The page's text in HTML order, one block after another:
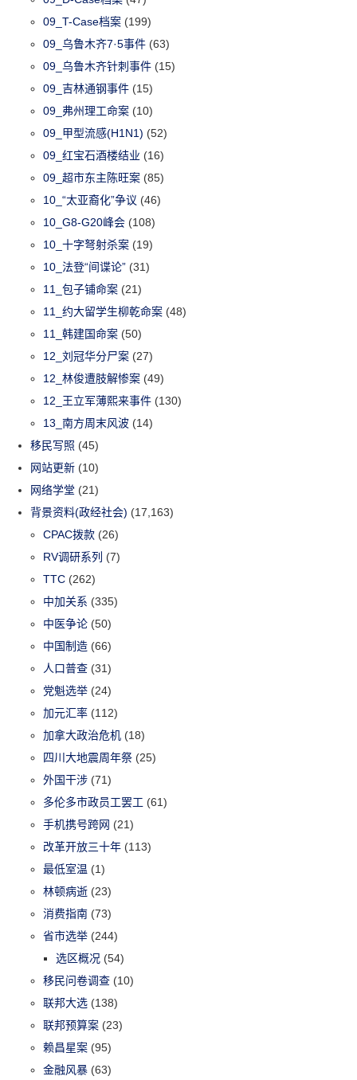
09_T-Case档案 (199)
09_乌鲁木齐7·5事件 (63)
09_乌鲁木齐针刺事件 (15)
09_吉林通钢事件 (15)
09_弗州理工命案 (10)
09_甲型流感(H1N1) (52)
09_红宝石酒楼结业 (16)
09_超市东主陈旺案 (85)
10_“太亚裔化”争议 (46)
10_G8-G20峰会 (108)
10_十字弩射杀案 (19)
10_法登“间谍论” (31)
11_包子铺命案 (21)
11_约大留学生柳乾命案 (48)
11_韩建国命案 (50)
12_刘冠华分尸案 (27)
12_林俊遭肢解惨案 (49)
12_王立军薄熙来事件 (130)
13_南方周末风波 (14)
移民写照 (45)
网站更新 (10)
网络学堂 (21)
背景资料(政经社会) (17,163)
CPAC拨款 (26)
RV调研系列 (7)
TTC (262)
中加关系 (335)
中医争论 (50)
中国制造 (66)
人口普查 (31)
党魁选举 (24)
加元汇率 (112)
加拿大政治危机 (18)
四川大地震周年祭 (25)
外国干涉 (71)
多伦多市政员工罢工 (61)
手机携号跨网 (21)
改革开放三十年 (113)
最低室温 (1)
林顿病逝 (23)
消费指南 (73)
省市选举 (244)
选区概况 (54)
移民问卷调查 (10)
联邦大选 (138)
联邦预算案 (23)
赖昌星案 (95)
金融风暴 (63)